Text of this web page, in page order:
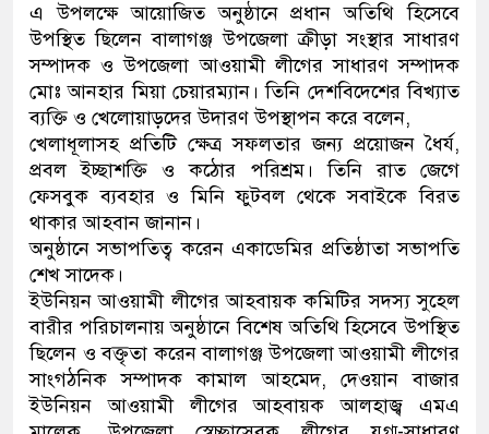
এ উপলক্ষে আয়োজিত অনুষ্ঠানে প্রধান অতিথি হিসেবে
উপস্থিত ছিলেন বালাগঞ্জ উপজেলা ক্রীড়া সংস্থার সাধারণ
সম্পাদক ও উপজেলা আওয়ামী লীগের সাধারণ সম্পাদক
মোঃ আনহার মিয়া চেয়ারম্যান। তিনি দেশবিদেশের বিখ্যাত
ব্যক্তি ও খেলোয়াড়দের উদারণ উপস্থাপন করে বলেন,
খেলাধূলাসহ প্রতিটি ক্ষেত্র সফলতার জন্য প্রয়োজন ধৈর্য,
প্রবল ইচ্ছাশক্তি ও কঠোর পরিশ্রম। তিনি রাত জেগে
ফেসবুক ব্যবহার ও মিনি ফুটবল থেকে সবাইকে বিরত
থাকার আহবান জানান।
অনুষ্ঠানে সভাপতিত্ব করেন একাডেমির প্রতিষ্ঠাতা সভাপতি
শেখ সাদেক।
ইউনিয়ন আওয়ামী লীগের আহবায়ক কমিটির সদস্য সুহেল
বারীর পরিচালনায় অনুষ্ঠানে বিশেষ অতিথি হিসেবে উপস্থিত
ছিলেন ও বক্তৃতা করেন বালাগঞ্জ উপজেলা আওয়ামী লীগের
সাংগঠনিক সম্পাদক কামাল আহমেদ, দেওয়ান বাজার
ইউনিয়ন আওয়ামী লীগের আহবায়ক আলহাজ্ব এমএ